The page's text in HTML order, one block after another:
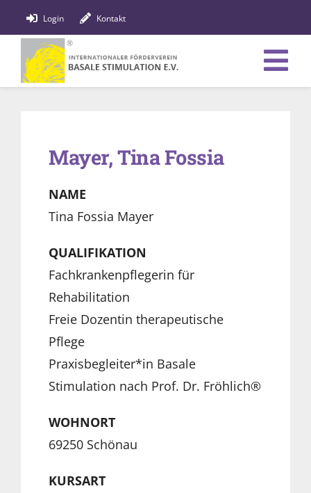
Inhalt
springen
Login Kontakt
Fachpersonen
Förderung
Mayer, Tina Fossia
NAME
Tina Fossia Mayer
QUALIFIKATION
Fachkrankenpflegerin für
Rehabilitation
Freie Dozentin therapeutische
Pflege
Praxisbegleiter*in Basale
Stimulation nach Prof. Dr. Fröhlich®
WOHNORT
69250 Schönau
KURSART